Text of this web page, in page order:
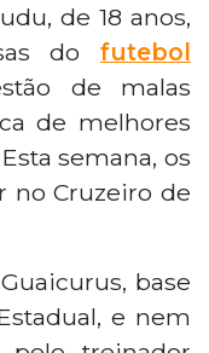
de 18 anos,
do futebol
de malas
de melhores
semana, os
no Cruzeiro de
base
e nem